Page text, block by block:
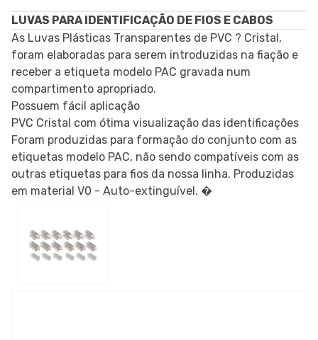
LUVAS PARA IDENTIFICAÇÃO DE FIOS E CABOS
As Luvas Plásticas Transparentes de PVC ? Cristal,
foram elaboradas para serem introduzidas na fiação e
receber a etiqueta modelo PAC gravada num
compartimento apropriado.
Possuem fácil aplicação
PVC Cristal com ótima visualização das identificações
Foram produzidas para formação do conjunto com as
etiquetas modelo PAC, não sendo compatíveis com as
outras etiquetas para fios da nossa linha. Produzidas
em material V0 - Auto-extinguível. �